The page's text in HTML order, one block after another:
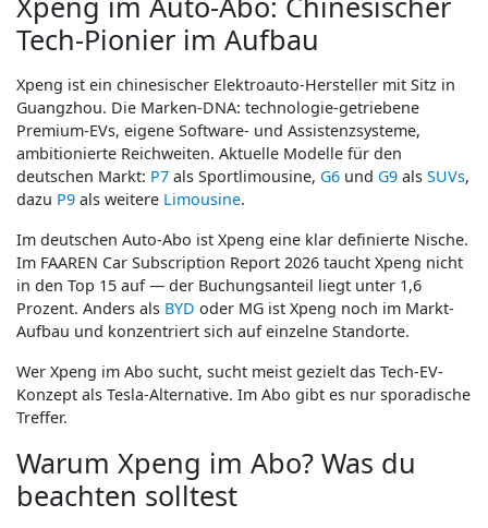
Tech-Pionier im Aufbau
Xpeng ist ein chinesischer Elektroauto-Hersteller mit Sitz in
Guangzhou. Die Marken-DNA: technologie-getriebene
Premium-EVs, eigene Software- und Assistenzsysteme,
ambitionierte Reichweiten. Aktuelle Modelle für den
deutschen Markt: P7 als Sportlimousine, G6 und G9 als SUVs,
dazu P9 als weitere Limousine.
Im deutschen Auto-Abo ist Xpeng eine klar definierte Nische.
Im FAAREN Car Subscription Report 2026 taucht Xpeng nicht
in den Top 15 auf — der Buchungsanteil liegt unter 1,6
Prozent. Anders als BYD oder MG ist Xpeng noch im Markt-
Aufbau und konzentriert sich auf einzelne Standorte.
Wer Xpeng im Abo sucht, sucht meist gezielt das Tech-EV-
Konzept als Tesla-Alternative. Im Abo gibt es nur sporadische
Treffer.
Warum Xpeng im Abo? Was du
beachten solltest